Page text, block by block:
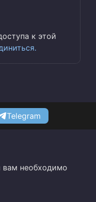
к этой
Telegram
вам необходимо